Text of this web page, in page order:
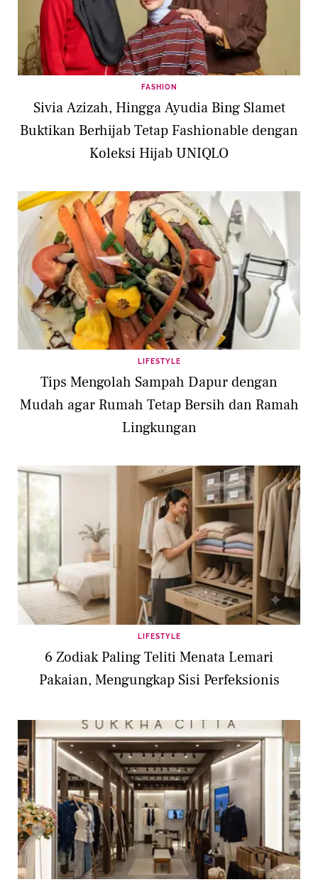
FASHION
Sivia Azizah, Hingga Ayudia Bing Slamet
Buktikan Berhijab Tetap Fashionable dengan
Koleksi Hijab UNIQLO
LIFESTYLE
Tips Mengolah Sampah Dapur dengan
Mudah agar Rumah Tetap Bersih dan Ramah
Lingkungan
LIFESTYLE
6 Zodiak Paling Teliti Menata Lemari
Pakaian, Mengungkap Sisi Perfeksionis